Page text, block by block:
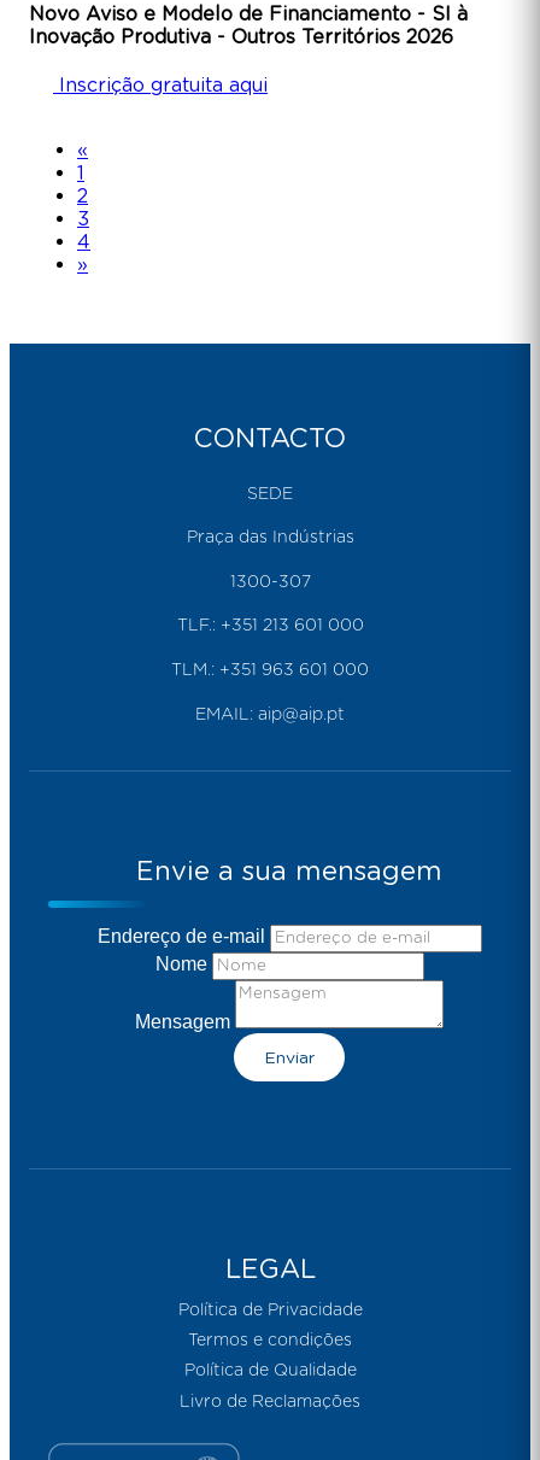
Novo Aviso e Modelo de Financiamento - SI à
Inovação Produtiva - Outros Territórios 2026
Inscrição gratuita aqui
«
1
2
3
4
»
CONTACTO
SEDE
Praça das Indústrias
1300-307
TLF.: +351 213 601 000
TLM.: +351 963 601 000
EMAIL: aip@aip.pt
Envie a sua mensagem
Endereço de e-mail
Nome
Mensagem
Enviar
LEGAL
Política de Privacidade
Termos e condições
Política de Qualidade
Livro de Reclamações